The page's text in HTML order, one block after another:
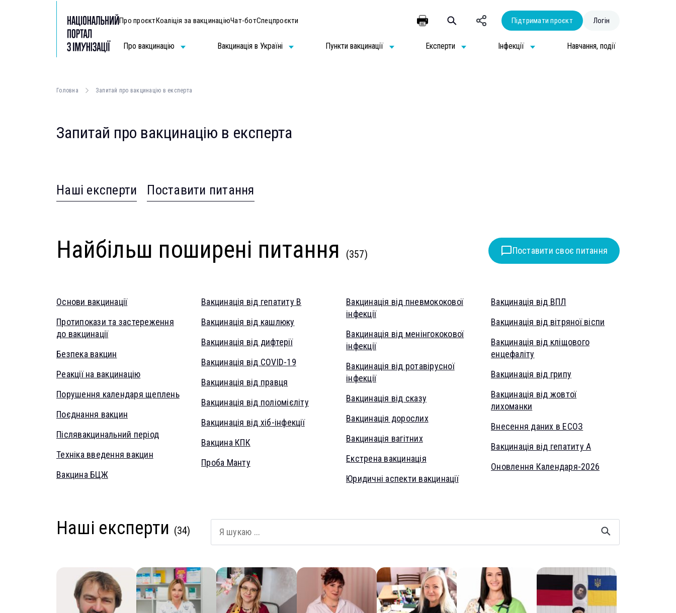
Про проєктКоаліція за вакцинаціюЧат-ботСпецпроєкти Підтримати проєкт Логін
Про вакцинацію Вакцинація в Україні Пункти вакцинації Експерти Інфекції Навчання, події
Головна Запитай про вакцинацію в експерта
Запитай про вакцинацію в експерта
Наші експерти Поставити питання
Найбільш поширені питання (357) Поставити своє питання
Основи вакцинації
Протипокази та застереження
до вакцинації
Безпека вакцин
Реакції на вакцинацію
Порушення календаря щеплень
Поєднання вакцин
Післявакцинальний період
Техніка введення вакцин
Вакцина БЦЖ
Вакцинація від гепатиту В
Вакцинація від кашлюку
Вакцинація від дифтерії
Вакцинація від COVID-19
Вакцинація від правця
Вакцинація від поліомієліту
Вакцинація від хіб-інфекції
Вакцина КПК
Проба Манту
Вакцинація від пневмококової
інфекції
Вакцинація від менінгококової
інфекції
Вакцинація від ротавірусної
інфекції
Вакцинація від сказу
Вакцинація дорослих
Вакцинація вагітних
Екстрена вакцинація
Юридичні аспекти вакцинації
Вакцинація від ВПЛ
Вакцинація від вітряної віспи
Вакцинація від кліщового
енцефаліту
Вакцинація від грипу
Вакцинація від жовтої
лихоманки
Внесення даних в ЕСОЗ
Вакцинація від гепатиту А
Оновлення Календаря-2026
Наші експерти (34)